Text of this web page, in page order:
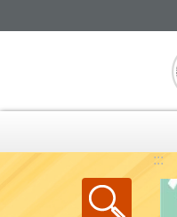
:::